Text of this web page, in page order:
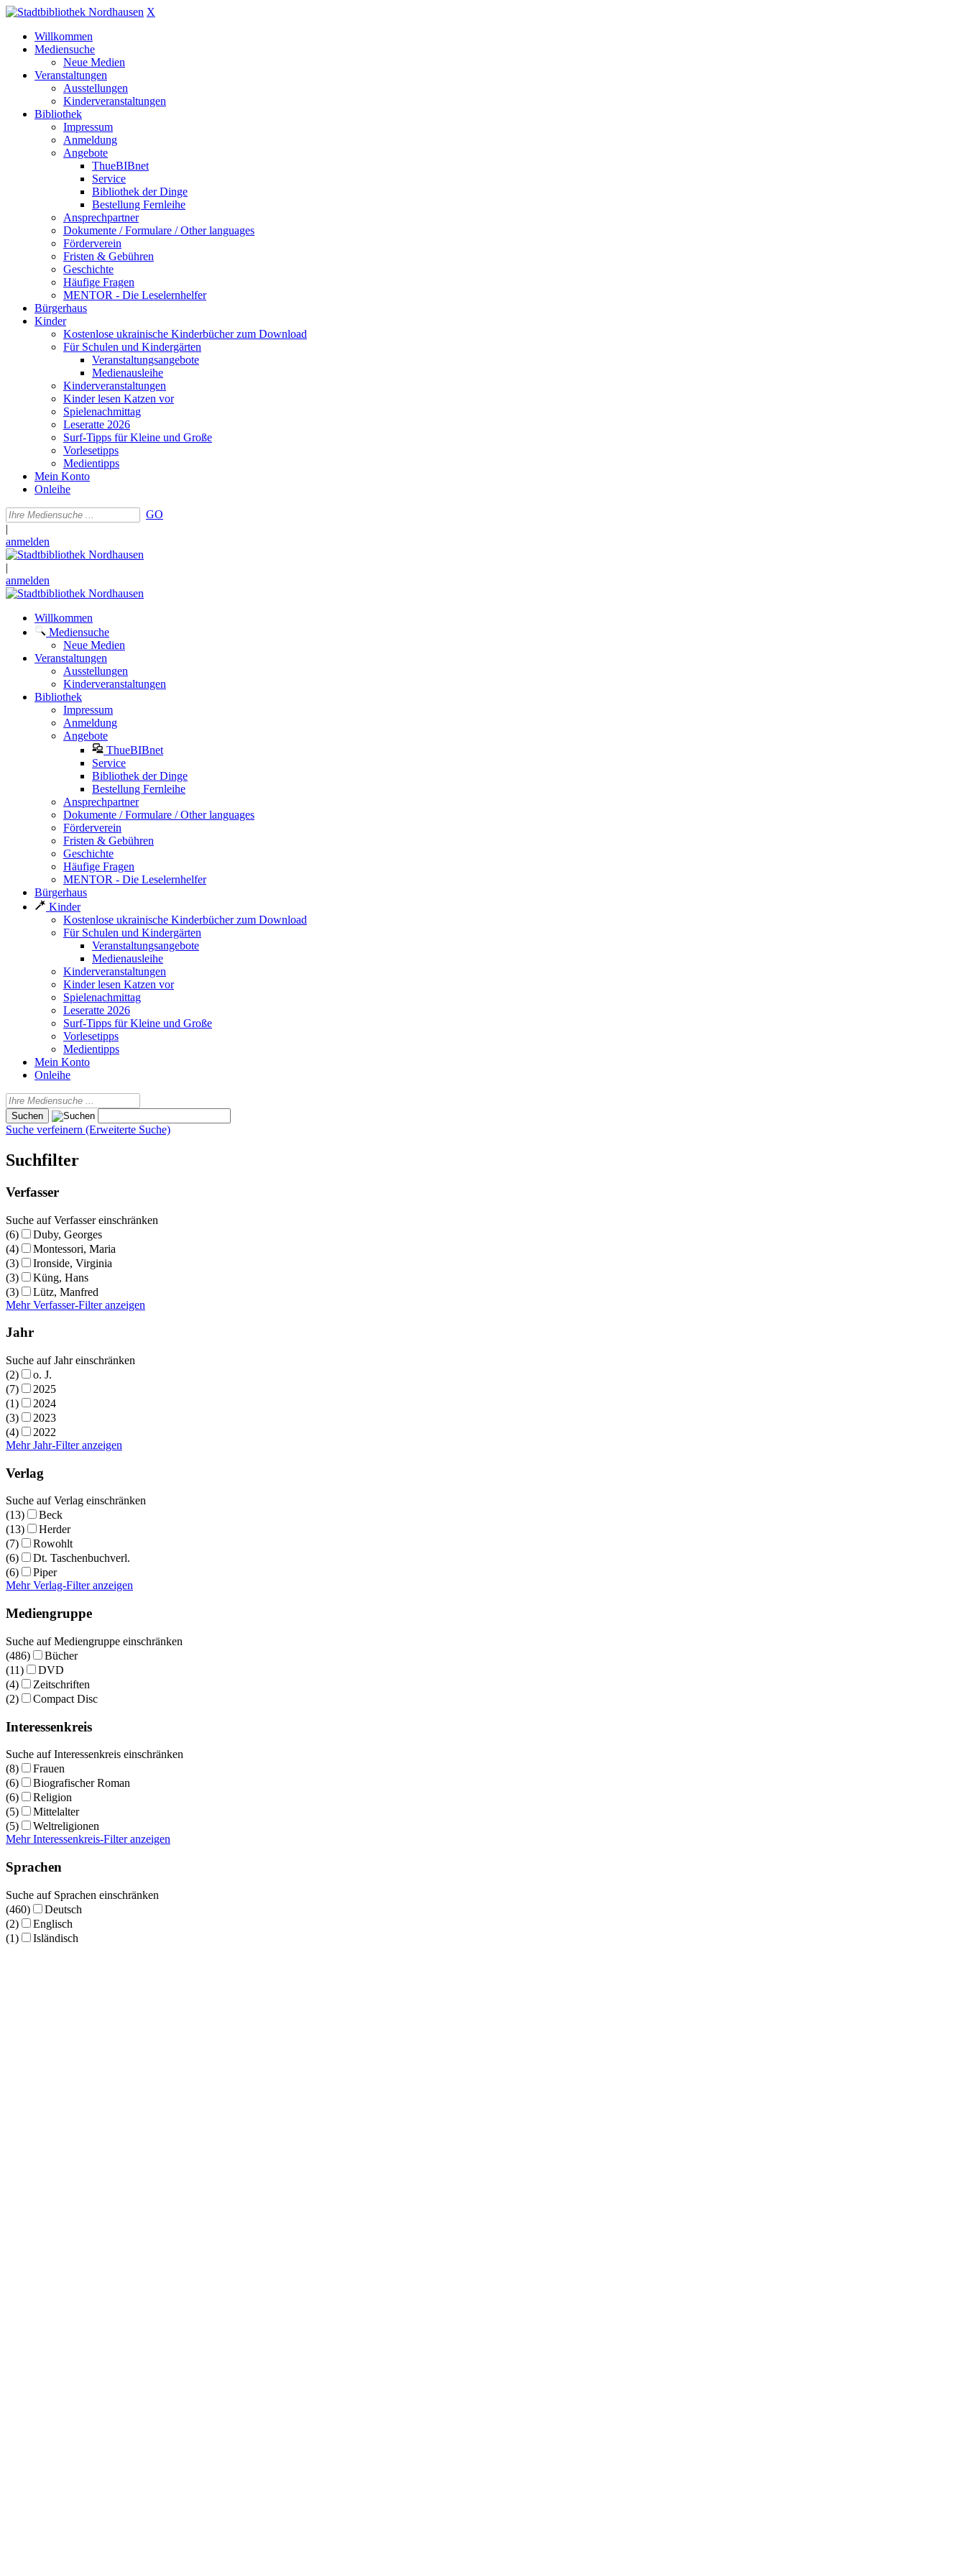
X
Willkommen
Mediensuche
Neue Medien
Veranstaltungen
Ausstellungen
Kinderveranstaltungen
Bibliothek
Impressum
Anmeldung
Angebote
ThueBIBnet
Service
Bibliothek der Dinge
Bestellung Fernleihe
Ansprechpartner
Dokumente / Formulare / Other languages
Förderverein
Fristen & Gebühren
Geschichte
Häufige Fragen
MENTOR - Die Leselernhelfer
Bürgerhaus
Kinder
Kostenlose ukrainische Kinderbücher zum Download
Für Schulen und Kindergärten
Veranstaltungsangebote
Medienausleihe
Kinderveranstaltungen
Kinder lesen Katzen vor
Spielenachmittag
Leseratte 2026
Surf-Tipps für Kleine und Große
Vorlesetipps
Medientipps
Mein Konto
Onleihe
GO
|
anmelden
|
anmelden
Willkommen
Mediensuche
Neue Medien
Veranstaltungen
Ausstellungen
Kinderveranstaltungen
Bibliothek
Impressum
Anmeldung
Angebote
ThueBIBnet
Service
Bibliothek der Dinge
Bestellung Fernleihe
Ansprechpartner
Dokumente / Formulare / Other languages
Förderverein
Fristen & Gebühren
Geschichte
Häufige Fragen
MENTOR - Die Leselernhelfer
Bürgerhaus
Kinder
Kostenlose ukrainische Kinderbücher zum Download
Für Schulen und Kindergärten
Veranstaltungsangebote
Medienausleihe
Kinderveranstaltungen
Kinder lesen Katzen vor
Spielenachmittag
Leseratte 2026
Surf-Tipps für Kleine und Große
Vorlesetipps
Medientipps
Mein Konto
Onleihe
Suche verfeinern (Erweiterte Suche)
Suchfilter
Verfasser
Suche auf Verfasser einschränken
(6)
Duby, Georges
(4)
Montessori, Maria
(3)
Ironside, Virginia
(3)
Küng, Hans
(3)
Lütz, Manfred
Mehr Verfasser-Filter anzeigen
Jahr
Suche auf Jahr einschränken
(2)
o. J.
(7)
2025
(1)
2024
(3)
2023
(4)
2022
Mehr Jahr-Filter anzeigen
Verlag
Suche auf Verlag einschränken
(13)
Beck
(13)
Herder
(7)
Rowohlt
(6)
Dt. Taschenbuchverl.
(6)
Piper
Mehr Verlag-Filter anzeigen
Mediengruppe
Suche auf Mediengruppe einschränken
(486)
Bücher
(11)
DVD
(4)
Zeitschriften
(2)
Compact Disc
Interessenkreis
Suche auf Interessenkreis einschränken
(8)
Frauen
(6)
Biografischer Roman
(6)
Religion
(5)
Mittelalter
(5)
Weltreligionen
Mehr Interessenkreis-Filter anzeigen
Sprachen
Suche auf Sprachen einschränken
(460)
Deutsch
(2)
Englisch
(1)
Isländisch